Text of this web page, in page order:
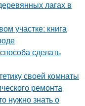
лагах в
участке: книга
сделать
своей комнаты
ремонта
нужно знать о